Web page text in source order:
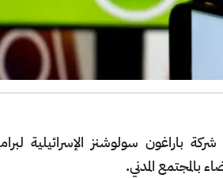
شركة باراغون سولوشنز
المدني.